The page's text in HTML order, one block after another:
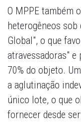
O MPPE também
heterogêneos
Global", o que
atravessadoras"
70% do objeto.
a aglutinação
único lote, o que
fornecer desde